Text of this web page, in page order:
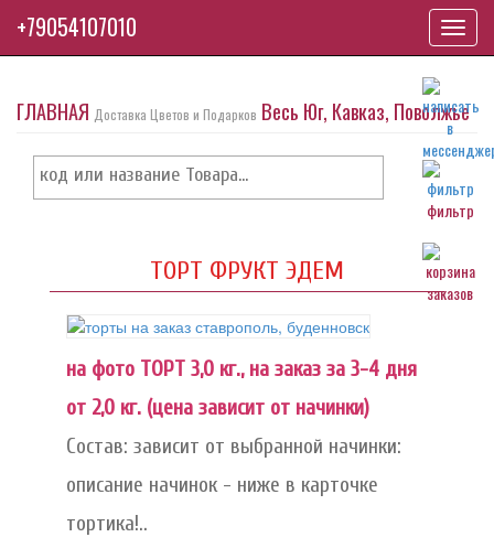
фильтр
ГЛАВНАЯ Доставка Цветов и Подарков Весь Юг, Кавказ, Поволжье
ТОРТ ФРУКТ ЭДЕМ
на фото ТОРТ 3,0 кг., на заказ за 3-4 дня
от 2,0 кг. (цена зависит от начинки)
Состав: зависит от выбранной начинки:
описание начинок - ниже в карточке
тортика!..
+79054107010